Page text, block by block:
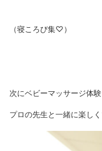
（寝ころび集♡）
次にベビーマッサージ体
プロの先生と一緒に楽し